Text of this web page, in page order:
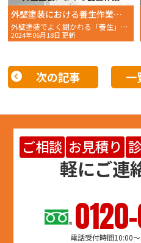
外壁塗装における養生作業とは？重要性を解説します
外壁塗装でよく聞かれる「養生」という単語、あまり詳しい意
2024年06月18日 更新
次の記事 一
ご相談 お見積り
軽にご連
電話受付時間10:00